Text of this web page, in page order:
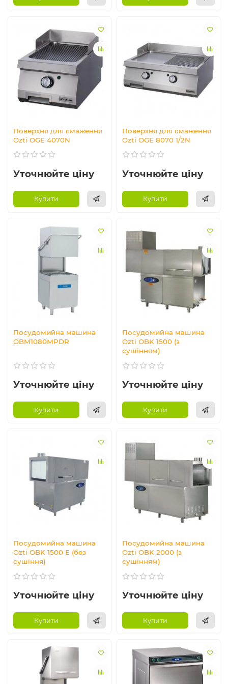
Поверхня для смаження
Ozti OGE 4070N
Уточнюйте ціну
Купити
Поверхня для смаження
Ozti OGE 8070 1/2N
Уточнюйте ціну
Купити
Посудомийна машина
OBM1080MPDR
Уточнюйте ціну
Купити
Посудомийна машина
Ozti OBK 1500 (з
сушінням)
Уточнюйте ціну
Купити
Посудомийна машина
Ozti OBK 1500 E (без
сушіння)
Уточнюйте ціну
Купити
Посудомийна машина
Ozti OBK 2000 (з
сушінням)
Уточнюйте ціну
Купити